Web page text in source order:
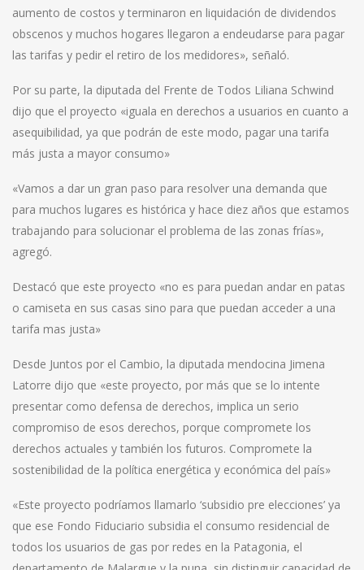
aumento de costos y terminaron en liquidación de dividendos
obscenos y muchos hogares llegaron a endeudarse para pagar
las tarifas y pedir el retiro de los medidores», señaló.
Por su parte, la diputada del Frente de Todos Liliana Schwind
dijo que el proyecto «iguala en derechos a usuarios en cuanto a
asequibilidad, ya que podrán de este modo, pagar una tarifa
más justa a mayor consumo»
«Vamos a dar un gran paso para resolver una demanda que
para muchos lugares es histórica y hace diez años que estamos
trabajando para solucionar el problema de las zonas frías»,
agregó.
Destacó que este proyecto «no es para puedan andar en patas
o camiseta en sus casas sino para que puedan acceder a una
tarifa mas justa»
Desde Juntos por el Cambio, la diputada mendocina Jimena
Latorre dijo que «este proyecto, por más que se lo intente
presentar como defensa de derechos, implica un serio
compromiso de esos derechos, porque compromete los
derechos actuales y también los futuros. Compromete la
sostenibilidad de la política energética y económica del país»
«Este proyecto podríamos llamarlo ‘subsidio pre elecciones’ ya
que ese Fondo Fiduciario subsidia el consumo residencial de
todos los usuarios de gas por redes en la Patagonia, el